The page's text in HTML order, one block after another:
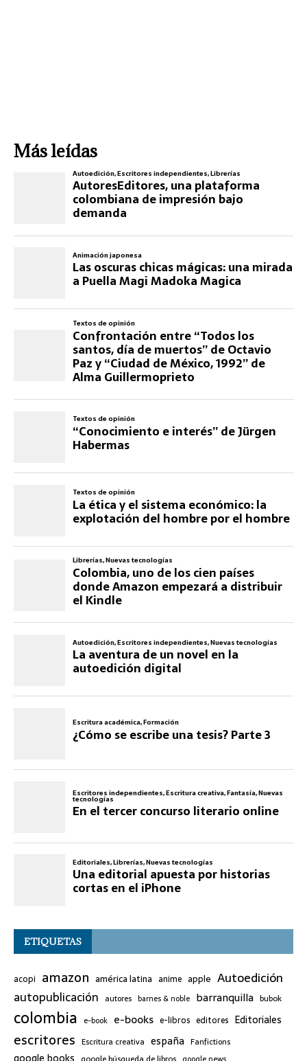
Más leídas
ETIQUETAS
acopi amazon américa latina anime apple Autoedición
autopublicación autores barnes & noble barranquilla bubok
colombia e-book e-books e-libros editores Editoriales
escritores Escritura creativa españa Fanfictions